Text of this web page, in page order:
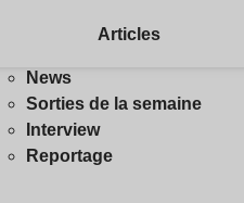
Articles
News
Sorties de la semaine
Interview
Reportage